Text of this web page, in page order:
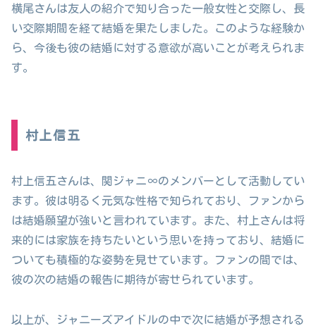
横尾さんは友人の紹介で知り合った一般女性と交際し、長
い交際期間を経て結婚を果たしました。このような経験か
ら、今後も彼の結婚に対する意欲が高いことが考えられま
す。
村上信五
村上信五さんは、関ジャニ∞のメンバーとして活動してい
ます。彼は明るく元気な性格で知られており、ファンから
は結婚願望が強いと言われています。また、村上さんは将
来的には家族を持ちたいという思いを持っており、結婚に
ついても積極的な姿勢を見せています。ファンの間では、
彼の次の結婚の報告に期待が寄せられています。
以上が、ジャニーズアイドルの中で次に結婚が予想される